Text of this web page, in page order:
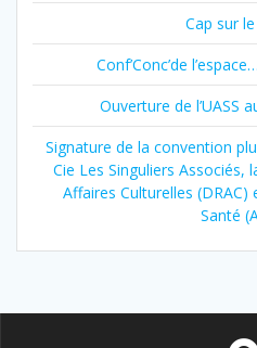
Cap sur
Conf’Conc’de
Ouverture de l’UASS
Signature de la convention
Cie Les Singuliers Associés,
Affaires Culturelles (DRAC)
Santé